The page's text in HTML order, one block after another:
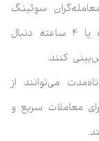
سوئینگ
معمولا این الگو را در نمودارهای روزانه یا ۴ ساعته دنبال
کنند.
می‌توانند از
معاملات سریع و